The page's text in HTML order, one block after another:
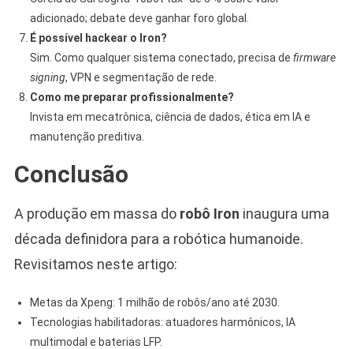
adicionado; debate deve ganhar foro global.
É possível hackear o Iron?
Sim. Como qualquer sistema conectado, precisa de firmware
signing, VPN e segmentação de rede.
Como me preparar profissionalmente?
Invista em mecatrônica, ciência de dados, ética em IA e
manutenção preditiva.
Conclusão
A produção em massa do robô Iron inaugura uma
década definidora para a robótica humanoide.
Revisitamos neste artigo:
Metas da Xpeng: 1 milhão de robôs/ano até 2030.
Tecnologias habilitadoras: atuadores harmônicos, IA
multimodal e baterias LFP.